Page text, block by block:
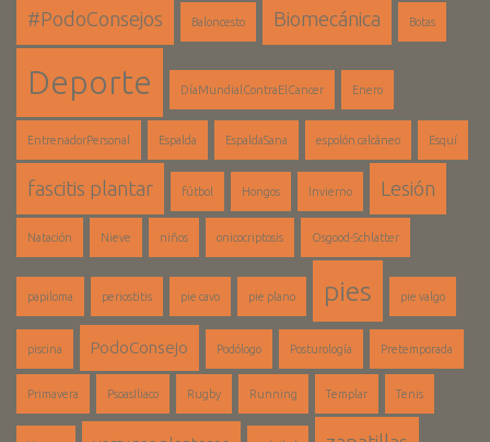
#PodoConsejos Baloncesto Biomecánica Botas
Deporte DíaMundialContraElCancer Enero
EntrenadorPersonal Espalda EspaldaSana espolón calcáneo Esquí
fascitis plantar fútbol Hongos Invierno Lesión
Natación Nieve niños onicocriptosis Osgood-Schlatter
papiloma periostitis pie cavo pie plano pies pie valgo
piscina PodoConsejo Podólogo Posturología Pretemporada
Primavera PsoasIliaco Rugby Running Templar Tenis